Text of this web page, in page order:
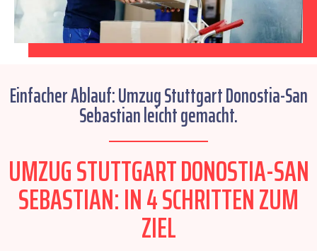
Einfacher Ablauf: Umzug Stuttgart Donostia-San
Sebastian leicht gemacht.
UMZUG STUTTGART DONOSTIA-SAN
SEBASTIAN: IN 4 SCHRITTEN ZUM
ZIEL